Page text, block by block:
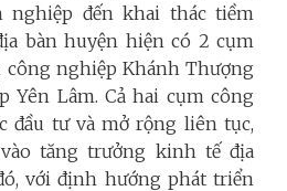
nghiệp đến khai thác tiềm
bàn huyện hiện có 2 cụm
công nghiệp Khánh Thượng
Yên Lâm. Cả hai cụm công
đầu tư và mở rộng liên tục,
tăng trưởng kinh tế địa
với định hướng phát triển